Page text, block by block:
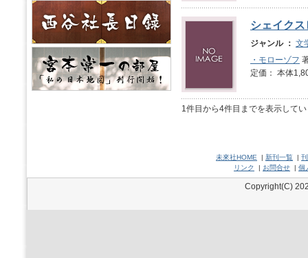
シェイク
ジャンル ： 文
・モローゾフ
定価： 本体
1件目から4件目までを表示して
未來社HOME | 新刊一覧 |
リンク
| お問合せ | 個
Copyright(C)